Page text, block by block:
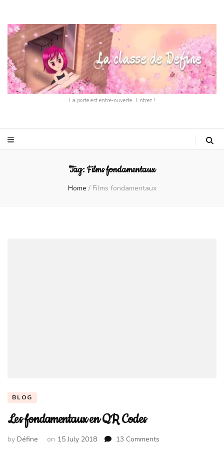
La porte est entre-ouverte…Entrez !
Tag: Films fondamentaux
Home / Films fondamentaux
BLOG
Les fondamentaux en QR Codes
by Défine on 15 July 2018 13 Comments